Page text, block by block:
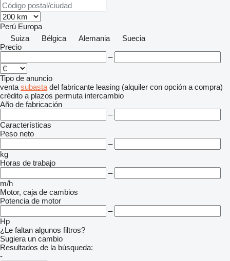
Perú Europa
Suiza
Bélgica Alemania
Suecia
Precio
–
Tipo de anuncio
venta subasta del fabricante leasing (alquiler con opción a compra)
crédito a plazos permuta intercambio
Año de fabricación
–
Características
Peso neto
–
kg
Horas de trabajo
–
m/h
Motor, caja de cambios
Potencia de motor
–
Hp
¿Le faltan algunos filtros?
Sugiera un cambio
Resultados de la búsqueda:
-